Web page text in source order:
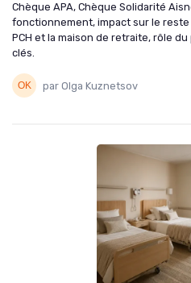
Chèque APA, Chèque Solidarité
fonctionnement, impact sur le reste
PCH et la maison de retraite, rôle
clés.
par Olga Kuznetsov